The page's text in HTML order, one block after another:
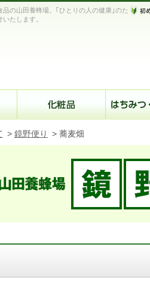
の山田養蜂場。｢ひとりの人の健康｣のた
たします。
> 鏡野便り > 蕎麦畑